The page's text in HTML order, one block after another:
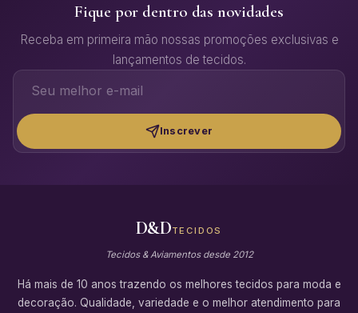
Fique por dentro das novidades
Receba em primeira mão nossas promoções exclusivas e
lançamentos de tecidos.
Inscrever
D&DTECIDOS
Tecidos & Aviamentos desde 2012
Há mais de 10 anos trazendo os melhores tecidos para moda e
decoração. Qualidade, variedade e o melhor atendimento para